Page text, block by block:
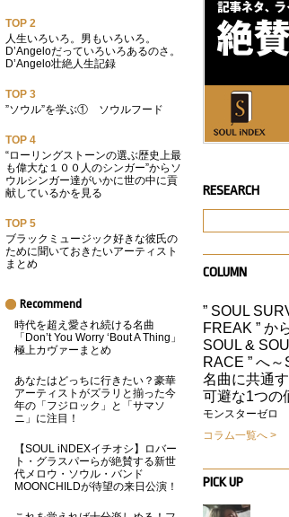
TOP 2
人生いろいろ。男もいろいろ。
D’Angeloだっていろいろあるのさ。
D’Angelo壮絶人生記録
TOP 3
”ソウル”を学ぶ① ソウルフード
TOP 4
“ローリングストーンの選ぶ歴史上最
も偉大な１００人のシンガー”からソ
ウルシンガー達がいかに世の中に貢
献しているかを見る
TOP 5
ブラックミュージック好きな彼氏の
ために聞いておきたいアーティスト
まとめ
Recommend
時代を超え愛され続ける名曲
「Don’t You Worry ‘Bout A Thing」
極上カヴァーまとめ
あなたはどっちに行きたい？豪華
アーティストがズラリと揃った今
年の「フジロック」と「サマソ
ニ」に注目！
【SOUL iNDEXイチオシ】ロバー
ト・グラスパーらが絶賛する新世
代メロウ・ソウル・バンド
MOONCHILDが待望の来日公演！
RESEARCH
COLUMN
” SOUL
FREAK ” か
SOUL &
RACE ” へ
名曲に共通
可避な1つの
モンスターゼロ
コラム一覧へ
PICK UP